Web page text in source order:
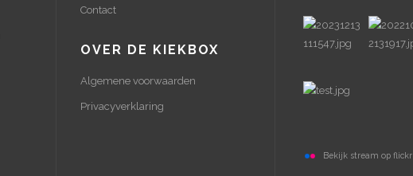
Contact
OVER DE KIEKBOX
Algemene voorwaarden
Privacyverklaring
Bekijk stream op flickr